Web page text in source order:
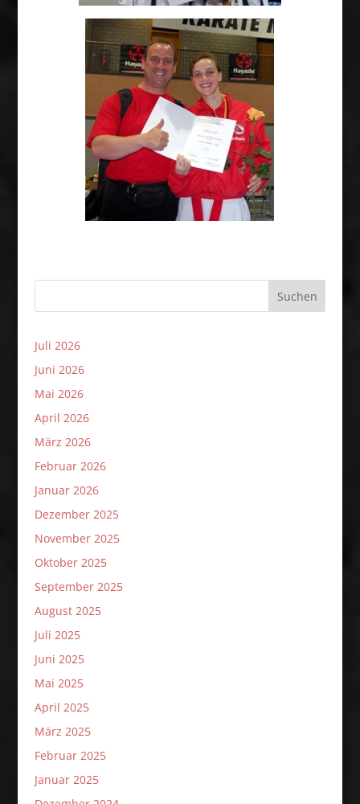
Suchen
Juli 2026
Juni 2026
Mai 2026
April 2026
März 2026
Februar 2026
Januar 2026
Dezember 2025
November 2025
Oktober 2025
September 2025
August 2025
Juli 2025
Juni 2025
Mai 2025
April 2025
März 2025
Februar 2025
Januar 2025